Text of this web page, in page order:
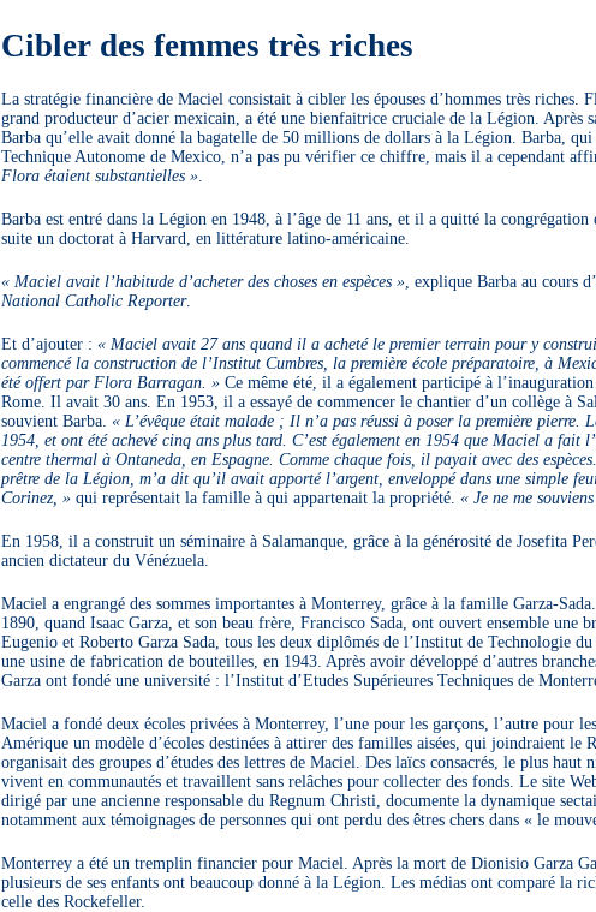
Cibler des femmes très riches
La stratégie financière de Maciel consistait à cibler les épouses d’hommes très riches.
grand producteur d’acier mexicain, a été une bienfaitrice cruciale de la Légion. Après
Barba qu’elle avait donné la bagatelle de 50 millions de dollars à la Légion. Barba,
Technique Autonome de Mexico, n’a pas pu vérifier ce chiffre, mais il a cependant
Flora étaient substantielles ».
Barba est entré dans la Légion en 1948, à l’âge de 11 ans, et il a quitté la
suite un doctorat à Harvard, en littérature latino-américaine.
« Maciel avait l’habitude d’acheter des choses en espèces », explique Barba au cours
National Catholic Reporter.
Et d’ajouter : « Maciel avait 27 ans quand il a acheté le premier terrain pour y
commencé la construction de l’Institut Cumbres, la première école préparatoire, à
été offert par Flora Barragan. »Ce même été, il a également participé à
Rome. Il avait 30 ans. En 1953, il a essayé de commencer le chantier d’un collège à
souvient Barba. « L’évêque était malade ; Il n’a pas réussi à poser la première pierre.
1954, et ont été achevé cinq ans plus tard. C’est également en 1954 que Maciel a fait
centre thermal à Ontaneda, en Espagne. Comme chaque fois, il payait avec des
prêtre de la Légion, m’a dit qu’il avait apporté l’argent, enveloppé dans une simple
Corinez, »qui représentait la famille à qui appartenait la propriété. « Je ne me
En 1958, il a construit un séminaire à Salamanque, grâce à la générosité de Josefita
ancien dictateur du Vénézuela.
Maciel a engrangé des sommes importantes à Monterrey, grâce à la famille Garza-
1890, quand Isaac Garza, et son beau frère, Francisco Sada, ont ouvert ensemble une
Eugenio et Roberto Garza Sada, tous les deux diplômés de l’Institut de Technologie
une usine de fabrication de bouteilles, en 1943. Après avoir développé d’autres
Garza ont fondé une université : l’Institut d’Etudes Supérieures Techniques de
Maciel a fondé deux écoles privées à Monterrey, l’une pour les garçons, l’autre pour
Amérique un modèle d’écoles destinées à attirer des familles aisées, qui joindraient le
organisait des groupes d’études des lettres de Maciel. Des laïcs consacrés, le plus haut
vivent en communautés et travaillent sans relâches pour collecter des fonds. Le site
dirigé par une ancienne responsable du Regnum Christi, documente la dynamique
notamment aux témoignages de personnes qui ont perdu des êtres chers dans « le
Monterrey a été un tremplin financier pour Maciel. Après la mort de Dionisio Garza
plusieurs de ses enfants ont beaucoup donné à la Légion. Les médias ont comparé la
celle des Rockefeller.